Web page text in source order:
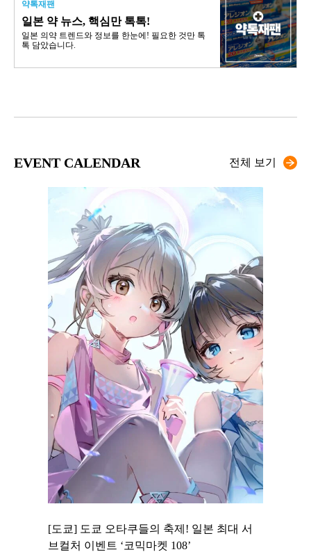
약톡재팬
일본 약 뉴스, 핵심만 톡톡!
일본 의약 트렌드와 정보를 한눈에! 필요한 것만 톡
톡 담았습니다.
EVENT CALENDAR 전체 보기
[도쿄] 도쿄 오타쿠들의 축제! 일본 최대 서
브컬처 이벤트 ‘코믹마켓 108’